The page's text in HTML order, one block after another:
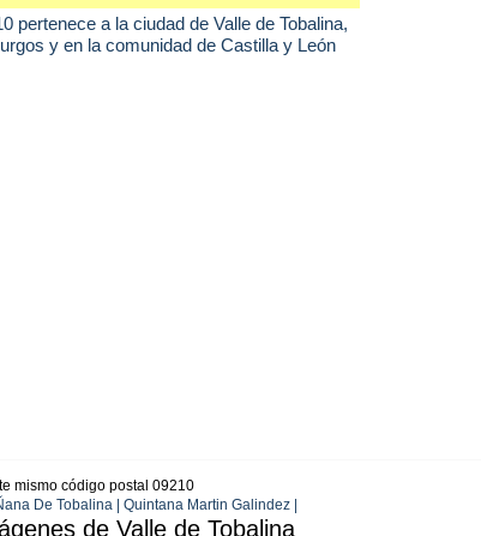
pertenece a la ciudad de Valle de Tobalina,
y en la comunidad de Castilla y León
mismo código postal 09210
De Tobalina | Quintana Martin Galindez |
de Valle de Tobalina